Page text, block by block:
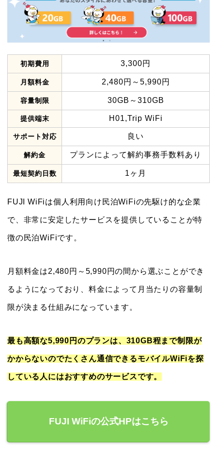
初期費用 3,300円
月額料金 2,480円～5,990円
容量制限 30GB～310GB
提供端末 H01,Trip WiFi
サポート対応 良い
解約金 プランによって解約事務手数料あり
最短契約日数 1ヶ月
FUJI WiFiは個人利用向け民泊WiFiの先駆け的な企業
で、非常に安定したサービスを提供していることが特
徴の民泊WiFiです。
月額料金は2,480円～5,990円の間から選ぶことができ
るようになっており、料金によって月当たりの容量制
限が決まる仕組みになっています。
最も高額な5,990円のプランは、310GB程まで制限が
かからないのでたくさん通信できるモバイルWiFiを探
している人にはおすすめのサービスです。
FUJI WiFiの公式HPはこちら